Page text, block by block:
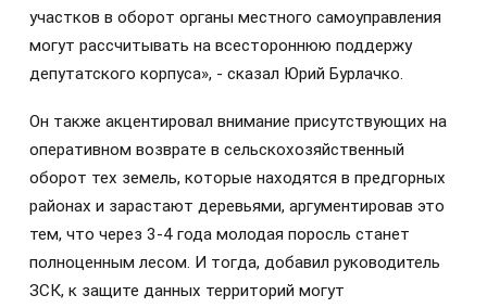
участков в оборот органы местного самоуправления
могут рассчитывать на всестороннюю поддержу
депутатского корпуса», - сказал Юрий Бурлачко.
Он также акцентировал внимание присутствующих на
оперативном возврате в сельскохозяйственный
оборот тех земель, которые находятся в предгорных
районах и зарастают деревьями, аргументировав это
тем, что через 3-4 года молодая поросль станет
полноценным лесом. И тогда, добавил руководитель
ЗСК, к защите данных территорий могут